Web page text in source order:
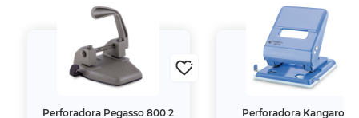
Perforadora Pegasso 800 2
Perforadora Kangaro 2